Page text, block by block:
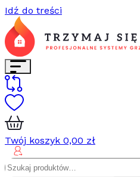
Idź do treści
Twój koszyk 0,00 zł
Szukaj: